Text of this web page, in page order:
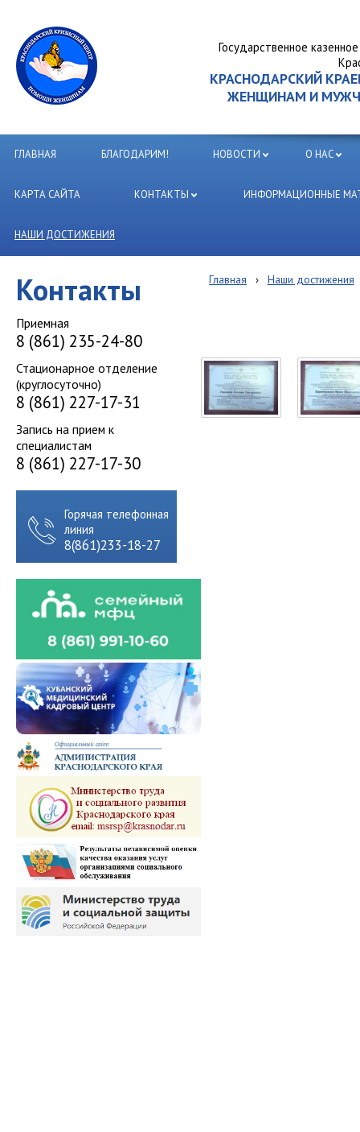
Государственное
КРАСНОДАРСКИЙ
ЖЕНЩИНАМ И
ГЛАВНАЯ БЛАГОДАРИМ! НОВОСТИ О НАС
КАРТА САЙТА КОНТАКТЫ ИНФОРМАЦИОННЫЕ
НАШИ ДОСТИЖЕНИЯ
Контакты
Приемная
8 (861) 235-24-80
Стационарное отделение
(круглосуточно)
8 (861) 227-17-31
Запись на прием к
специалистам
8 (861) 227-17-30
Горячая телефонная
линия
8(861)233-18-27
Главная › Наши достижения